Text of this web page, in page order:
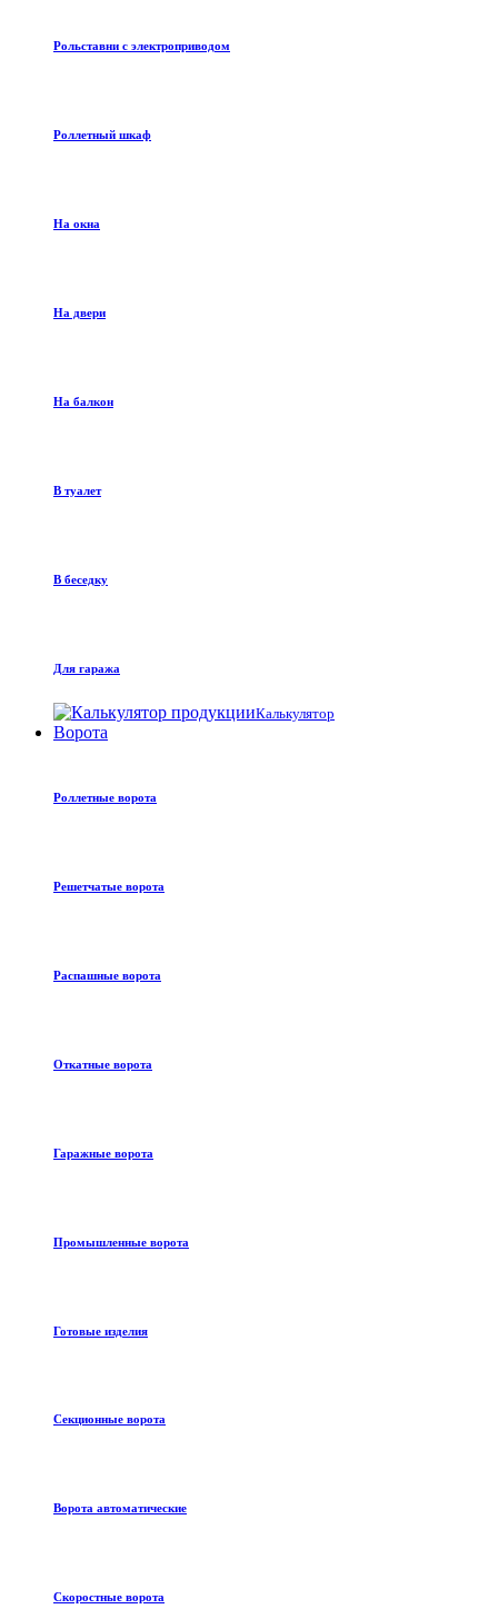
Рольставни с электроприводом
Роллетный шкаф
На окна
На двери
На балкон
В туалет
В беседку
Для гаража
Калькулятор
Ворота
Роллетные ворота
Решетчатые ворота
Распашные ворота
Откатные ворота
Гаражные ворота
Промышленные ворота
Готовые изделия
Секционные ворота
Ворота автоматические
Скоростные ворота